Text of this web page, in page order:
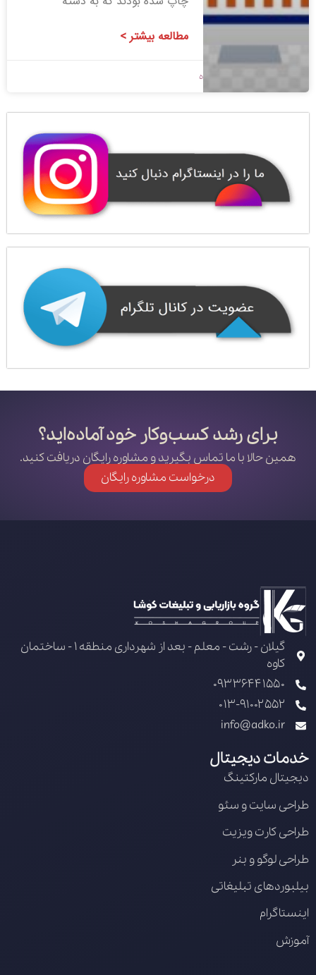
مطالعه بیشتر >
بدون دیدگاه
برای رشد کسب‌وکار خود آماده‌اید؟
همین حالا با ما تماس بگیرید و مشاوره رایگان دریافت کنید.
درخواست مشاوره رایگان
گیلان - رشت - معلم - بعد از شهرداری منطقه 1 - ساختمان
کاوه
09336441550
013-91002552
info@adko.ir
خدمات دیجیتال
دیجیتال مارکتینگ
طراحی سایت و سئو
طراحی کارت ویزیت
طراحی لوگو و بنر
بیلبوردهای تبلیغاتی
اینستاگرام
آموزش